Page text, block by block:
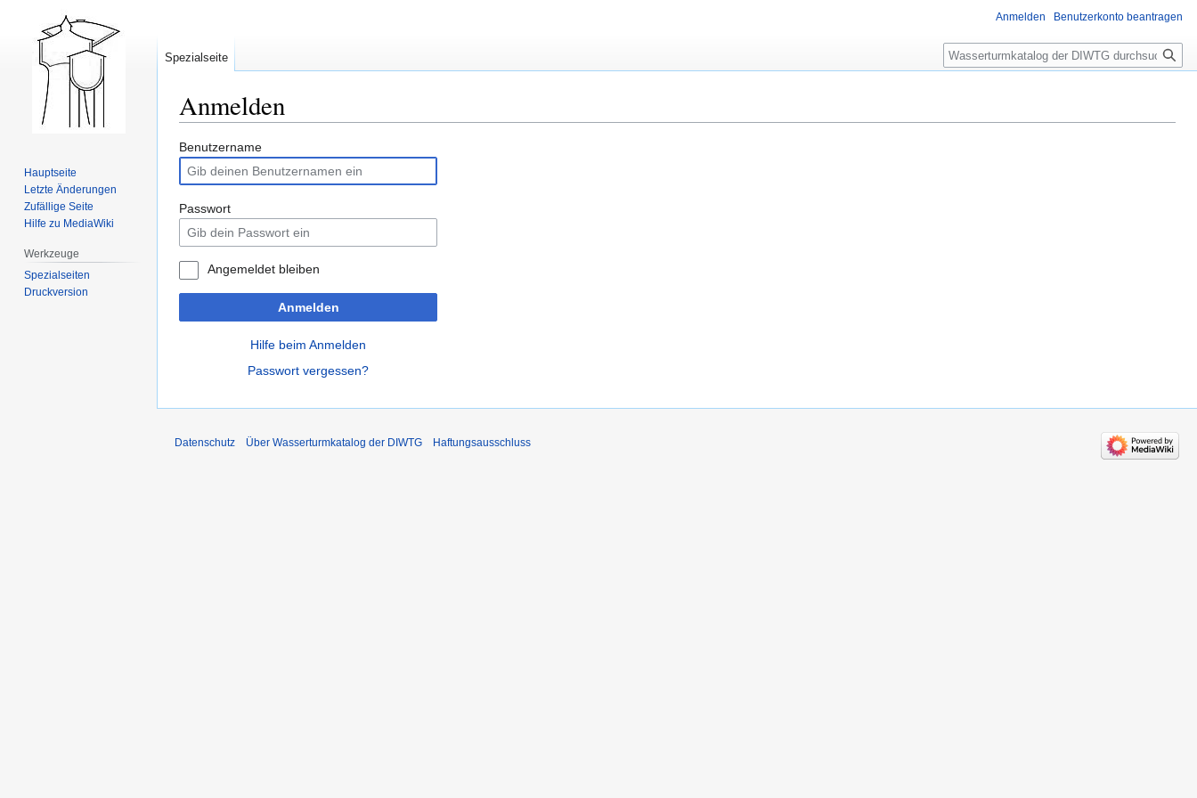
Anmelden
Zur
Navigation
springen
Zur
Suche
springen
Benutzername
Passwort
Angemeldet bleiben
Anmelden
Hilfe beim Anmelden
Passwort vergessen?
Anmelden Benutzerkonto beantragen
Spezialseite Suche
Hauptseite
Letzte Änderungen
Zufällige Seite
Hilfe zu MediaWiki
Werkzeuge
Spezialseiten
Druckversion
Datenschutz Über Wasserturmkatalog der DIWTG Haftungsausschluss